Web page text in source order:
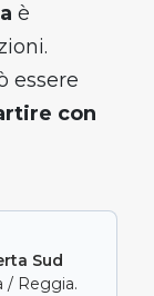
è
essere
con
Sud
/ Reggia.